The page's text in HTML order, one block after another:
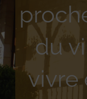
du
vivre